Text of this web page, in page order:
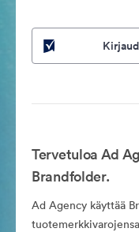
Tervetuloa Ad
Brandfolder.
Ad Agency käyttää